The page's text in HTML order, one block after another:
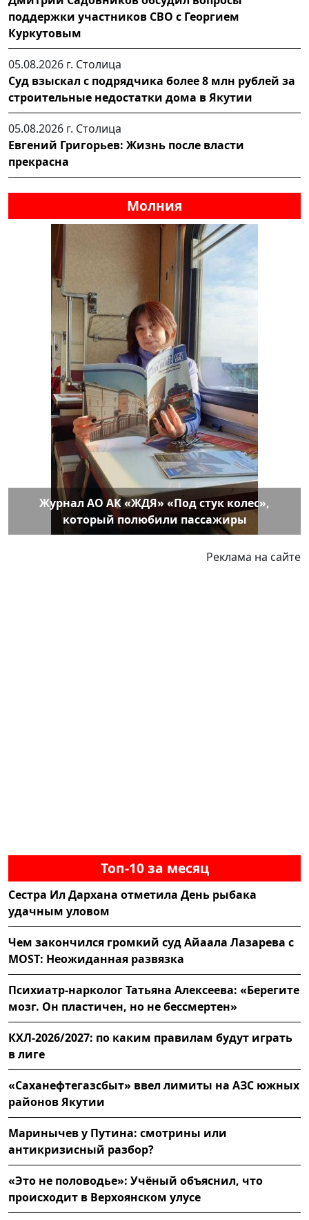
поддержки участников СВО с Георгием
Куркутовым
05.08.2026 г. Столица
Суд взыскал с подрядчика более 8 млн рублей за
строительные недостатки дома в Якутии
05.08.2026 г. Столица
Евгений Григорьев: Жизнь после власти
прекрасна
Молния
Журнал АО АК «ЖДЯ» «Под стук колес»,
который полюбили пассажиры
Реклама на сайте
Топ-10 за месяц
Сестра Ил Дархана отметила День рыбака
удачным уловом
Чем закончился громкий суд Айаала Лазарева с
MOST: Неожиданная развязка
Психиатр-нарколог Татьяна Алексеева: «Берегите
мозг. Он пластичен, но не бессмертен»
КХЛ-2026/2027: по каким правилам будут играть
в лиге
«Саханефтегазсбыт» ввел лимиты на АЗС южных
районов Якутии
Маринычев у Путина: смотрины или
антикризисный разбор?
«Это не половодье»: Учёный объяснил, что
происходит в Верхоянском улусе